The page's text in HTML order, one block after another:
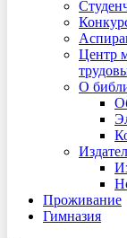
Центр
О
Проживание
Гимназия